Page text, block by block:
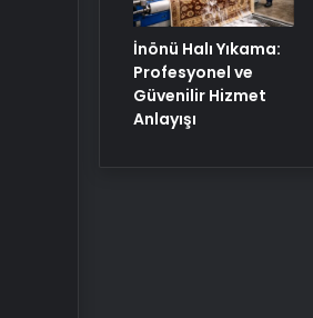
İnönü Halı Yıkama:
Profesyonel ve
Güvenilir Hizmet
Anlayışı